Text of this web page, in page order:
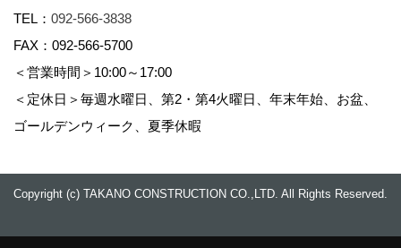
TEL： 092-566-3838
FAX：092-566-5700
＜営業時間＞10:00～17:00
＜定休日＞毎週水曜日、第2・第4火曜日、年末年始、お盆、
ゴールデンウィーク、夏季休暇
Copyright (c) TAKANO CONSTRUCTION CO.,LTD. All Rights Reserved.